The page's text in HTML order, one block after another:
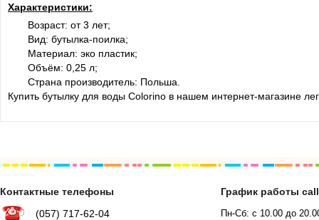
Характеристики:
Возраст: от 3 лет;
Вид: бутылка-поилка;
Материал: эко пластик;
Объём: 0,25 л;
Страна производитель: Польша.
Купить бутылку для воды Colorino в нашем интернет-магазине
Контактные телефоны
(057) 717-62-04
График работы
Пн-Сб: с 10.00 до